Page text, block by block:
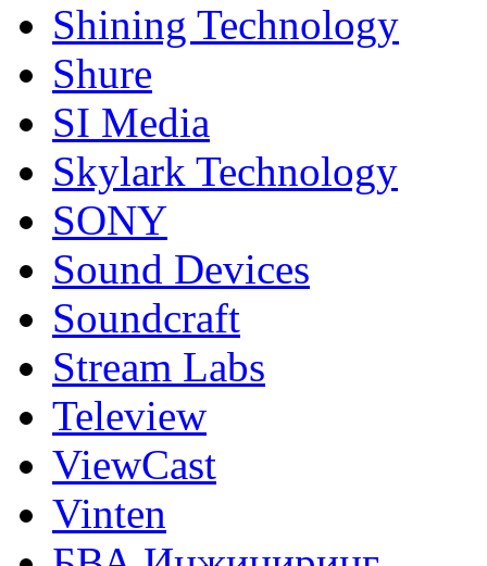
Shining Technology
Shure
SI Media
Skylark Technology
SONY
Sound Devices
Soundcraft
Stream Labs
Teleview
ViewCast
Vinten